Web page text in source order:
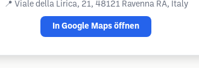
📍 Viale della Lirica, 21, 48121 Ravenna RA, Italy
In Google Maps öffnen